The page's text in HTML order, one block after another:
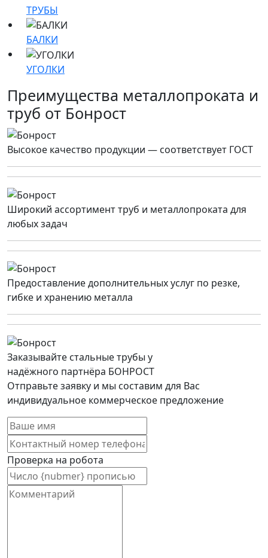
ТРУБЫ
БАЛКИ
УГОЛКИ
Преимущества металлопроката и
труб от Бонрост
Высокое качество продукции — соответствует ГОСТ
Широкий ассортимент труб и металлопроката для
любых задач
Предоставление дополнительных услуг по резке,
гибке и хранению металла
Заказывайте стальные трубы у
надёжного партнёра БОНРОСТ
Отправьте заявку и мы составим для Вас
индивидуальное коммерческое предложение
Проверка на робота